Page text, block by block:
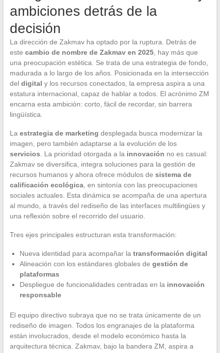
ambiciones detrás de la
decisión
La dirección de Zakmav ha optado por la ruptura. Detrás de
este cambio de nombre de Zakmav en 2025, hay más que
una preocupación estética. Se trata de una estrategia de fondo,
madurada a lo largo de los años. Posicionada en la intersección
del digital y los recursos conectados, la empresa aspira a una
estatura internacional, capaz de hablar a todos. El acrónimo ZM
encarna esta ambición: corto, fácil de recordar, sin barrera
lingüística.
La estrategia de marketing desplegada busca modernizar la
imagen, pero también adaptarse a la evolución de los
servicios . La prioridad otorgada a la innovación no es casual:
Zakmav se diversifica, integra soluciones para la gestión de
recursos humanos y ahora ofrece módulos de sistema de
calificación ecológica, en sintonía con las preocupaciones
sociales actuales. Esta dinámica se acompaña de una apertura
al mundo, a través del rediseño de las interfaces multilingües y
una reflexión sobre el recorrido del usuario.
Tres ejes principales estructuran esta transformación:
Nueva identidad para acompañar la transformación digital
Alineación con los estándares globales de gestión de
plataformas
Despliegue de funcionalidades centradas en la innovación
responsable
El equipo directivo subraya que no se trata únicamente de un
rediseño de imagen. Todos los engranajes de la plataforma
están involucrados, desde el modelo económico hasta la
arquitectura técnica. Zakmav, bajo la bandera ZM, aspira a